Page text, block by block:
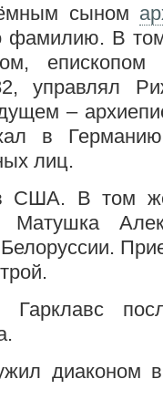
сыном
фамилию. В
епископом
управлял
–
в
лиц.
США. В том
диаконом